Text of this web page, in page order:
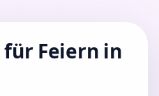
Feiern in